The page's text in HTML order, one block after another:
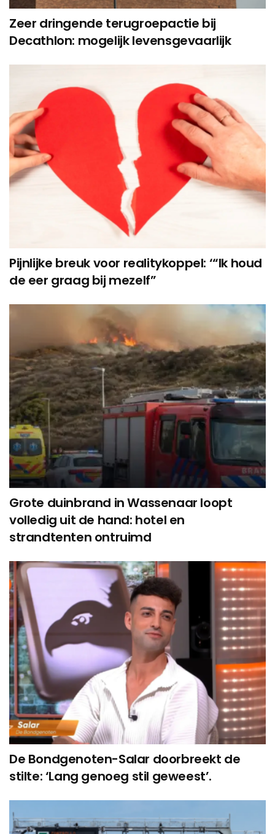
Zeer dringende terugroepactie bij
Decathlon: mogelijk levensgevaarlijk
Pijnlijke breuk voor realitykoppel: ‘“Ik houd
de eer graag bij mezelf”
Grote duinbrand in Wassenaar loopt
volledig uit de hand: hotel en
strandtenten ontruimd
De Bondgenoten-Salar doorbreekt de
stilte: ‘Lang genoeg stil geweest’.